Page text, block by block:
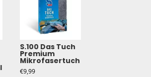
S.100 Das Tuch
Premium
Mikrofasertuch
€9,99